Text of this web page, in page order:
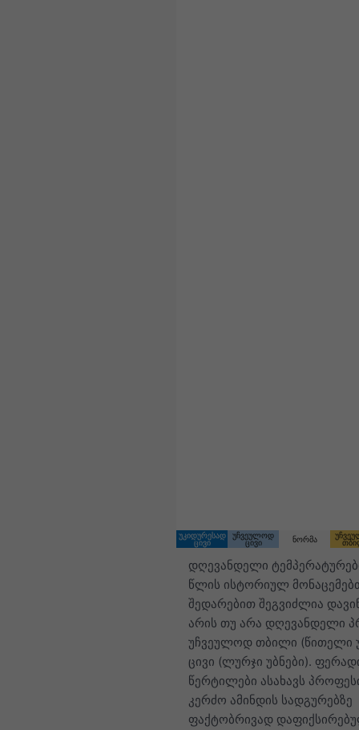
უკიდურესად
ცივი
უჩვეულოდ
ცივი
ნორმა
დღევანდელი
წლის ისტორიულ
შედარებით შეგვიძლია
არის თუ არა დღევანდელი
უჩვეულოდ თბილი (წითელი
ცივი (ლურჯი უბნები).
წერტილები ასახავს
კერძო ამინდის სადგურებზე
ფაქტობრივად